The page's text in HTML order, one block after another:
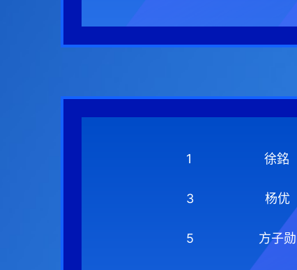
1 徐銘
3 杨优
5 方子勋